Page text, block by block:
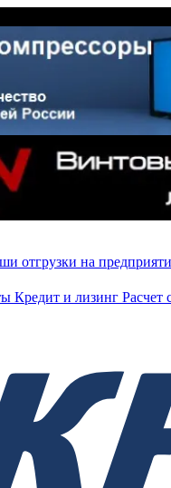
отгрузки на
Кредит и лизинг Расчет